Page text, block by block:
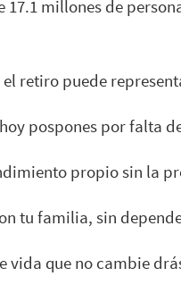
17.1 millones de
el retiro puede
pospones por falta
propio sin la
tu familia, sin
vida que no cambie